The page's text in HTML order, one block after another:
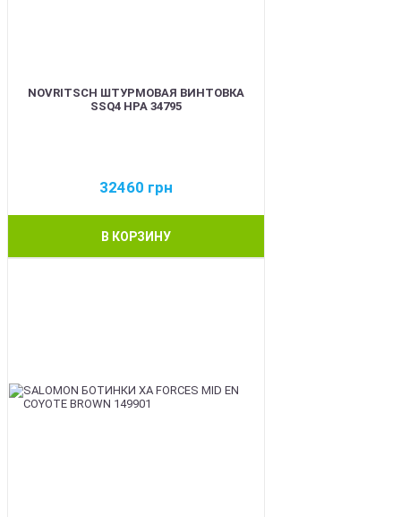
NOVRITSCH ШТУРМОВАЯ ВИНТОВКА
SSQ4 HPA 34795
32460 грн
В КОРЗИНУ